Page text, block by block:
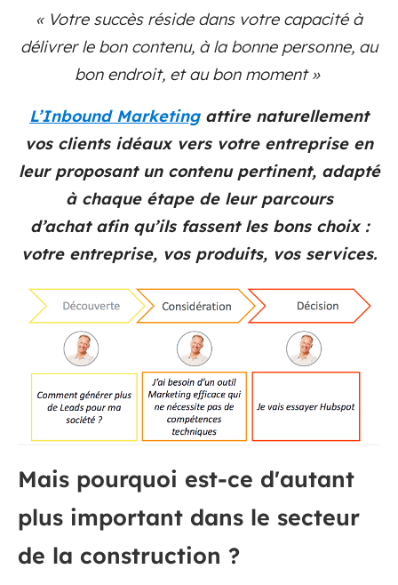
« Votre succès réside dans votre capacité à
délivrer le bon contenu, à la bonne personne, au
bon endroit, et au bon moment »
L’Inbound Marketingattire naturellement
vos clients idéaux vers votre entreprise en
leur proposant un contenu pertinent, adapté
à chaque étape de leur parcours
d’achat afin qu’ils fassent les bons choix :
votre entreprise, vos produits, vos services.
Mais pourquoi est-ce d'autant
plus important dans le secteur
de la construction ?